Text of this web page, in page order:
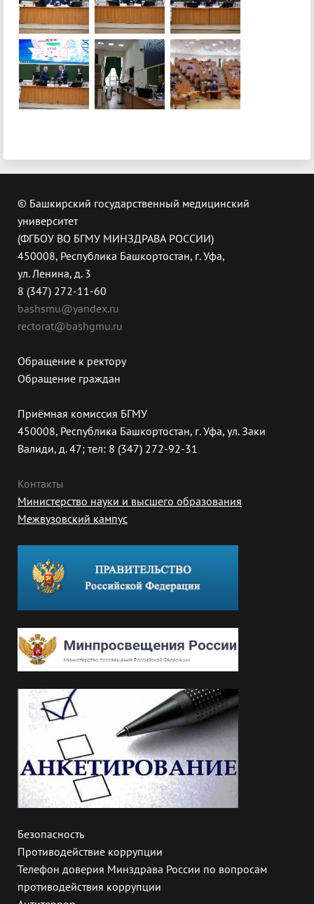
© Башкирский государственный медицинский
университет
(ФГБОУ ВО БГМУ МИНЗДРАВА РОССИИ)
450008, Республика Башкортостан, г. Уфа,
ул. Ленина, д. 3
8 (347) 272-11-60
bashsmu@yandex.ru
rectorat@bashgmu.ru
Обращение к ректору
Обращение граждан
Приёмная комиссия БГМУ
450008, Республика Башкортостан, г. Уфа, ул. Заки
Валиди, д. 47; тел: 8 (347) 272-92-31
Контакты
Министерство науки и высшего образования
Межвузовский кампус
Безопасность
Противодействие коррупции
Телефон доверия Минздрава России по вопросам
противодействия коррупции